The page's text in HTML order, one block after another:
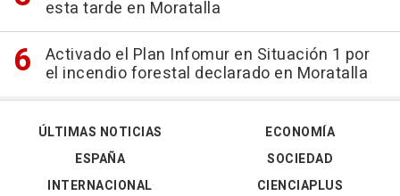
esta tarde en Moratalla
Activado el Plan Infomur en Situación 1 por
el incendio forestal declarado en Moratalla
ÚLTIMAS NOTICIAS
ESPAÑA
INTERNACIONAL
ECONOMÍA
SOCIEDAD
CIENCIAPLUS